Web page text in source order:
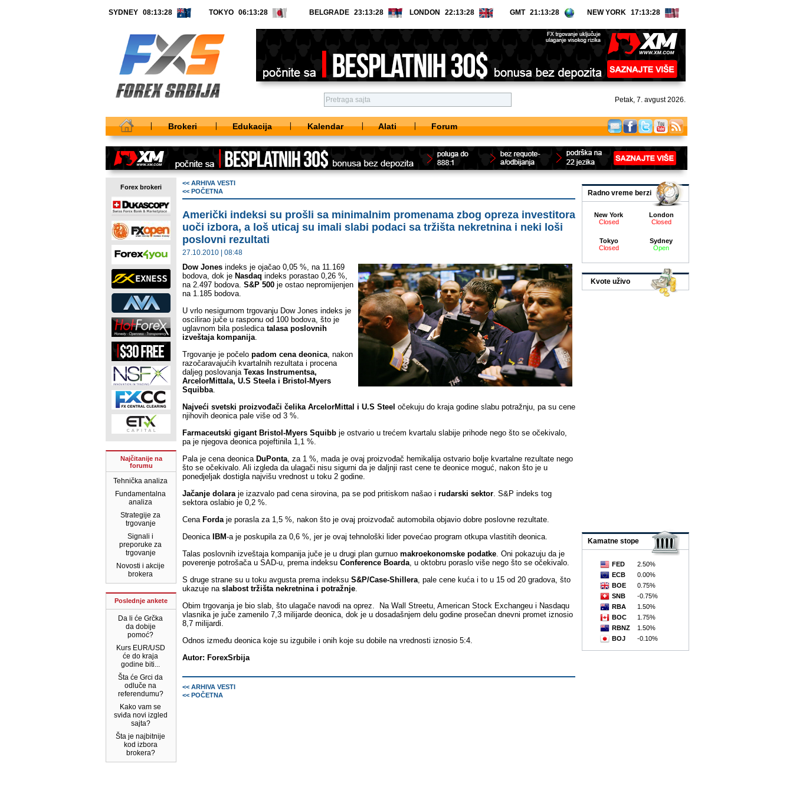
SYDNEY TOKYO BELGRADE LONDON GMT NEW YORK
Petak, 7. avgust 2026.
Brokeri Edukacija Kalendar Alati Forum
Forex brokeri
Najčitanije na
forumu
Tehnička analiza
Fundamentalna
analiza
Strategije za
trgovanje
Signali i
preporuke za
trgovanje
Novosti i akcije
brokera
Poslednje ankete
Da li će Grčka
da dobije
pomoć?
Kurs EUR/USD
će do kraja
godine biti...
Šta će Grci da
odluče na
referendumu?
Kako vam se
sviđa novi izgled
sajta?
Šta je najbitnije
kod izbora
brokera?
<< ARHIVA VESTI
<< POČETNA
Američki indeksi su prošli sa minimalnim promenama zbog opreza investitora
uoči izbora, a loš uticaj su imali slabi podaci sa tržišta nekretnina i neki loši
poslovni rezultati
27.10.2010 | 08:48
Dow Jones indeks je ojačao 0,05 %, na 11.169
bodova, dok je Nasdaq indeks porastao 0,26 %,
na 2.497 bodova. S&P 500 je ostao nepromijenjen
na 1.185 bodova.
U vrlo nesigurnom trgovanju Dow Jones indeks je
oscilirao juče u rasponu od 100 bodova, što je
uglavnom bila posledica talasa poslovnih
izveštaja kompanija.
Trgovanje je počelo padom cena deonica, nakon
razočaravajućih kvartalnih rezultata i procena
daljeg poslovanja Texas Instrumentsa,
ArcelorMittala, U.S Steela i Bristol-Myers
Squibba.
Najveći svetski proizvođači čelika ArcelorMittal i U.S Steel očekuju do kraja godine slabu potražnju, pa su cene
njihovih deonica pale više od 3 %.
Farmaceutski gigant Bristol-Myers Squibb je ostvario u trećem kvartalu slabije prihode nego što se očekivalo,
pa je njegova deonica pojeftinila 1,1 %.
Pala je cena deonica DuPonta, za 1 %, mada je ovaj proizvođač hemikalija ostvario bolje kvartalne rezultate nego
što se očekivalo. Ali izgleda da ulagači nisu sigurni da je daljnji rast cene te deonice moguć, nakon što je u
ponedjeljak dostigla najvišu vrednost u toku 2 godine.
Jačanje dolaraje izazvalo pad cena sirovina, pa se pod pritiskom našao i rudarski sektor. S&P indeks tog
sektora oslabio je 0,2 %.
Cena Fordaje porasla za 1,5 %, nakon što je ovaj proizvođač automobila objavio dobre poslovne rezultate.
Deonica IBM-a je poskupila za 0,6 %, jer je ovaj tehnološki lider povećao program otkupa vlastitih deonica.
Talas poslovnih izveštaja kompanija juče je u drugi plan gurnuo makroekonomske podatke. Oni pokazuju da je
poverenje potrošača u SAD-u, prema indeksu Conference Boarda, u oktobru poraslo više nego što se očekivalo.
S druge strane su u toku avgusta prema indeksu S&P/Case-Shillera, pale cene kuća i to u 15 od 20 gradova, što
ukazuje na slabost tržišta nekretnina i potražnje.
Obim trgovanja je bio slab, što ulagače navodi na oprez. Na Wall Streetu, American Stock Exchangeu i Nasdaqu
vlasnika je juče zamenilo 7,3 milijarde deonica, dok je u dosadašnjem delu godine prosečan dnevni promet iznosio
8,7 milijardi.
Odnos između deonica koje su izgubile i onih koje su dobile na vrednosti iznosio 5:4.
Autor: ForexSrbija
<< ARHIVA VESTI
<< POČETNA
New York
Closed
London
Closed
Tokyo
Closed
Sydney
Open
Radno vreme berzi
Kvote uživo
FED
2.50%
ECB
0.00%
BOE
0.75%
SNB
-0.75%
RBA
1.50%
BOC
1.75%
RBNZ
1.50%
BOJ
-0.10%
Kamatne stope